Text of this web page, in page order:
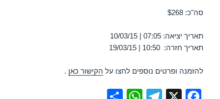
סה"כ: $268
תאריך יציאה: 07:05 | 10/03/15
תאריך חזרה: 10:50 | 19/03/15
להזמנה ופרטים נוספים לחצו על הקישור כאן .